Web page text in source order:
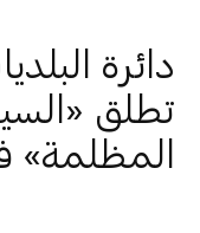
دائرة
تطلق
المظلمة»